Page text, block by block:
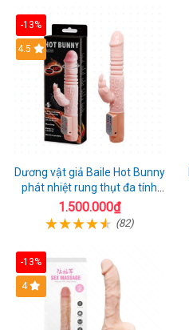
-13%
Hot
4.5
Dương vật giả Baile Hot Bunny
phát nhiệt rung thụt đa tính
năng sạc điện
1.500.000₫
(82)
-13%
Hot
4